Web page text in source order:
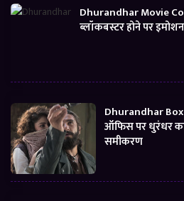
Dhurandhar Movie
ब्लॉकबस्टर होने पर
Dhurandhar
ऑफिस पर धुरंधर
समीकरण